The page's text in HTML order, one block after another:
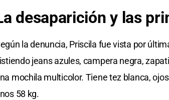
desaparición y las
la denuncia, Priscila fue vista por
jeans azules, campera negra,
mochila multicolor. Tiene tez blanca,
58 kg.